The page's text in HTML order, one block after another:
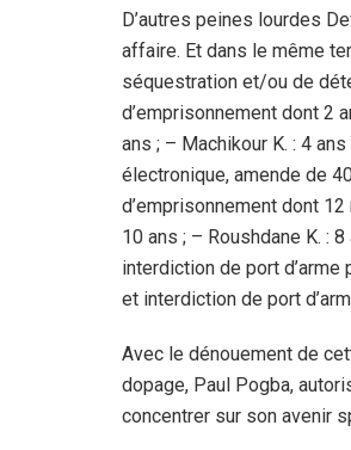
D’autres peines lourdes
affaire. Et dans le même
séquestration et/ou de
d’emprisonnement dont 2
ans ; – Machikour K. : 4
électronique, amende de
d’emprisonnement dont
10 ans ; – Roushdane K. :
interdiction de port d’arme
et interdiction de port
Avec le dénouement de
dopage, Paul Pogba,
concentrer sur son avenir